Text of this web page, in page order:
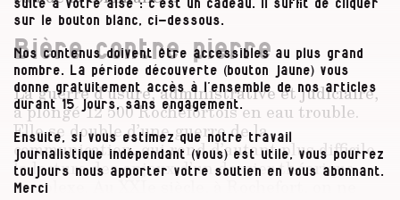
Bière contre pierre
La guerre d’usure, administrative et judiciaire,
a plongé 12 500 Rochefortois en eau trouble.
Elle se double d’une guerre de la
communication, qui rend d’autant plus difficile
la lecture des enjeux d’un dossier théorique
complexe. Au XXIe siècle, à Rochefort, on ne
suite à votre aise : c’est un cadeau. Il suffit de cliquer
sur le bouton blanc, ci-dessous.
Nos contenus doivent être accessibles au plus grand
nombre. La période découverte (bouton jaune) vous
donne gratuitement accès à l’ensemble de nos articles
durant 15 jours, sans engagement.
Ensuite, si vous estimez que notre travail
journalistique indépendant (vous) est utile, vous pourrez
toujours nous apporter votre soutien en vous abonnant.
Merci